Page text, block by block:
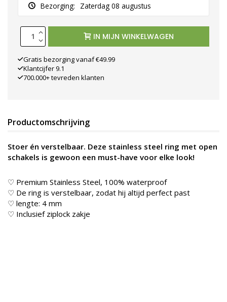
Bezorging: Zaterdag 08 augustus
IN MIJN WINKELWAGEN
Gratis bezorging vanaf €49.99
Klantcijfer 9.1
700.000+ tevreden klanten
Productomschrijving
Stoer én verstelbaar. Deze stainless steel ring met open
schakels is gewoon een must-have voor elke look!
♡ Premium Stainless Steel, 100% waterproof
♡ De ring is verstelbaar, zodat hij altijd perfect past
♡ lengte: 4 mm
♡ Inclusief ziplock zakje